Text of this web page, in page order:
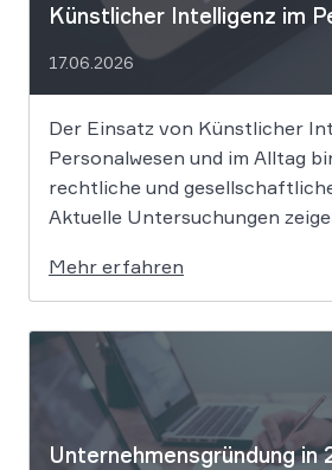
Künstlicher Intelligenz im
17.06.2026
Der Einsatz von Künstlicher
Personalwesen und im Alltag
rechtliche und
Aktuelle Untersuchungen
Bewerbungsprozessen
aussortieren und Frauen zu
Gehaltsforderungen raten.
Vorurteile stellen
Haftungsrisiken nach dem
Gleichbehandlungsgesetz.
Digitalisierung […]
Mehr erfahren
Unternehmensgründung in